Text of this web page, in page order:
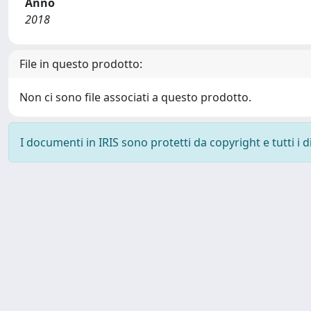
2018
File in questo prodotto:
Non ci sono file associati a questo prodotto.
I documenti in IRIS sono protetti da copyright e tutti i